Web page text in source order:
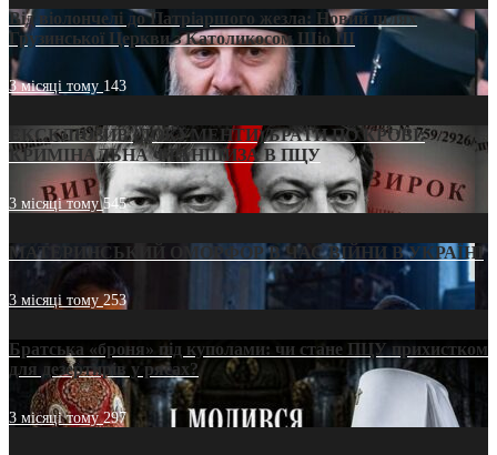
Від віолончелі до Патріаршого жезла: Новий шлях
Грузинської Церкви з Католикосом Шіо III
3 місяці тому 143
ЕКСКЛЮЗИВ (ДОКУМЕНТИ)/БРАТИ ПО КРОВІ:
КРИМІНАЛЬНА ФРАНШИЗА В ПЦУ
3 місяці тому545
МАТЕРИНСЬКИЙ ОМОРФОР В ЧАС ВІЙНИ В УКРАЇНІ
3 місяці тому253
Братська «броня» під куполами: чи стане ПЦУ прихистком
для дезертирів у рясах?
3 місяці тому297